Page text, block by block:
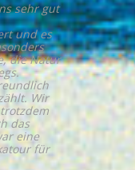
sehr gut
und es
die Natur
Wir
das
eine
für